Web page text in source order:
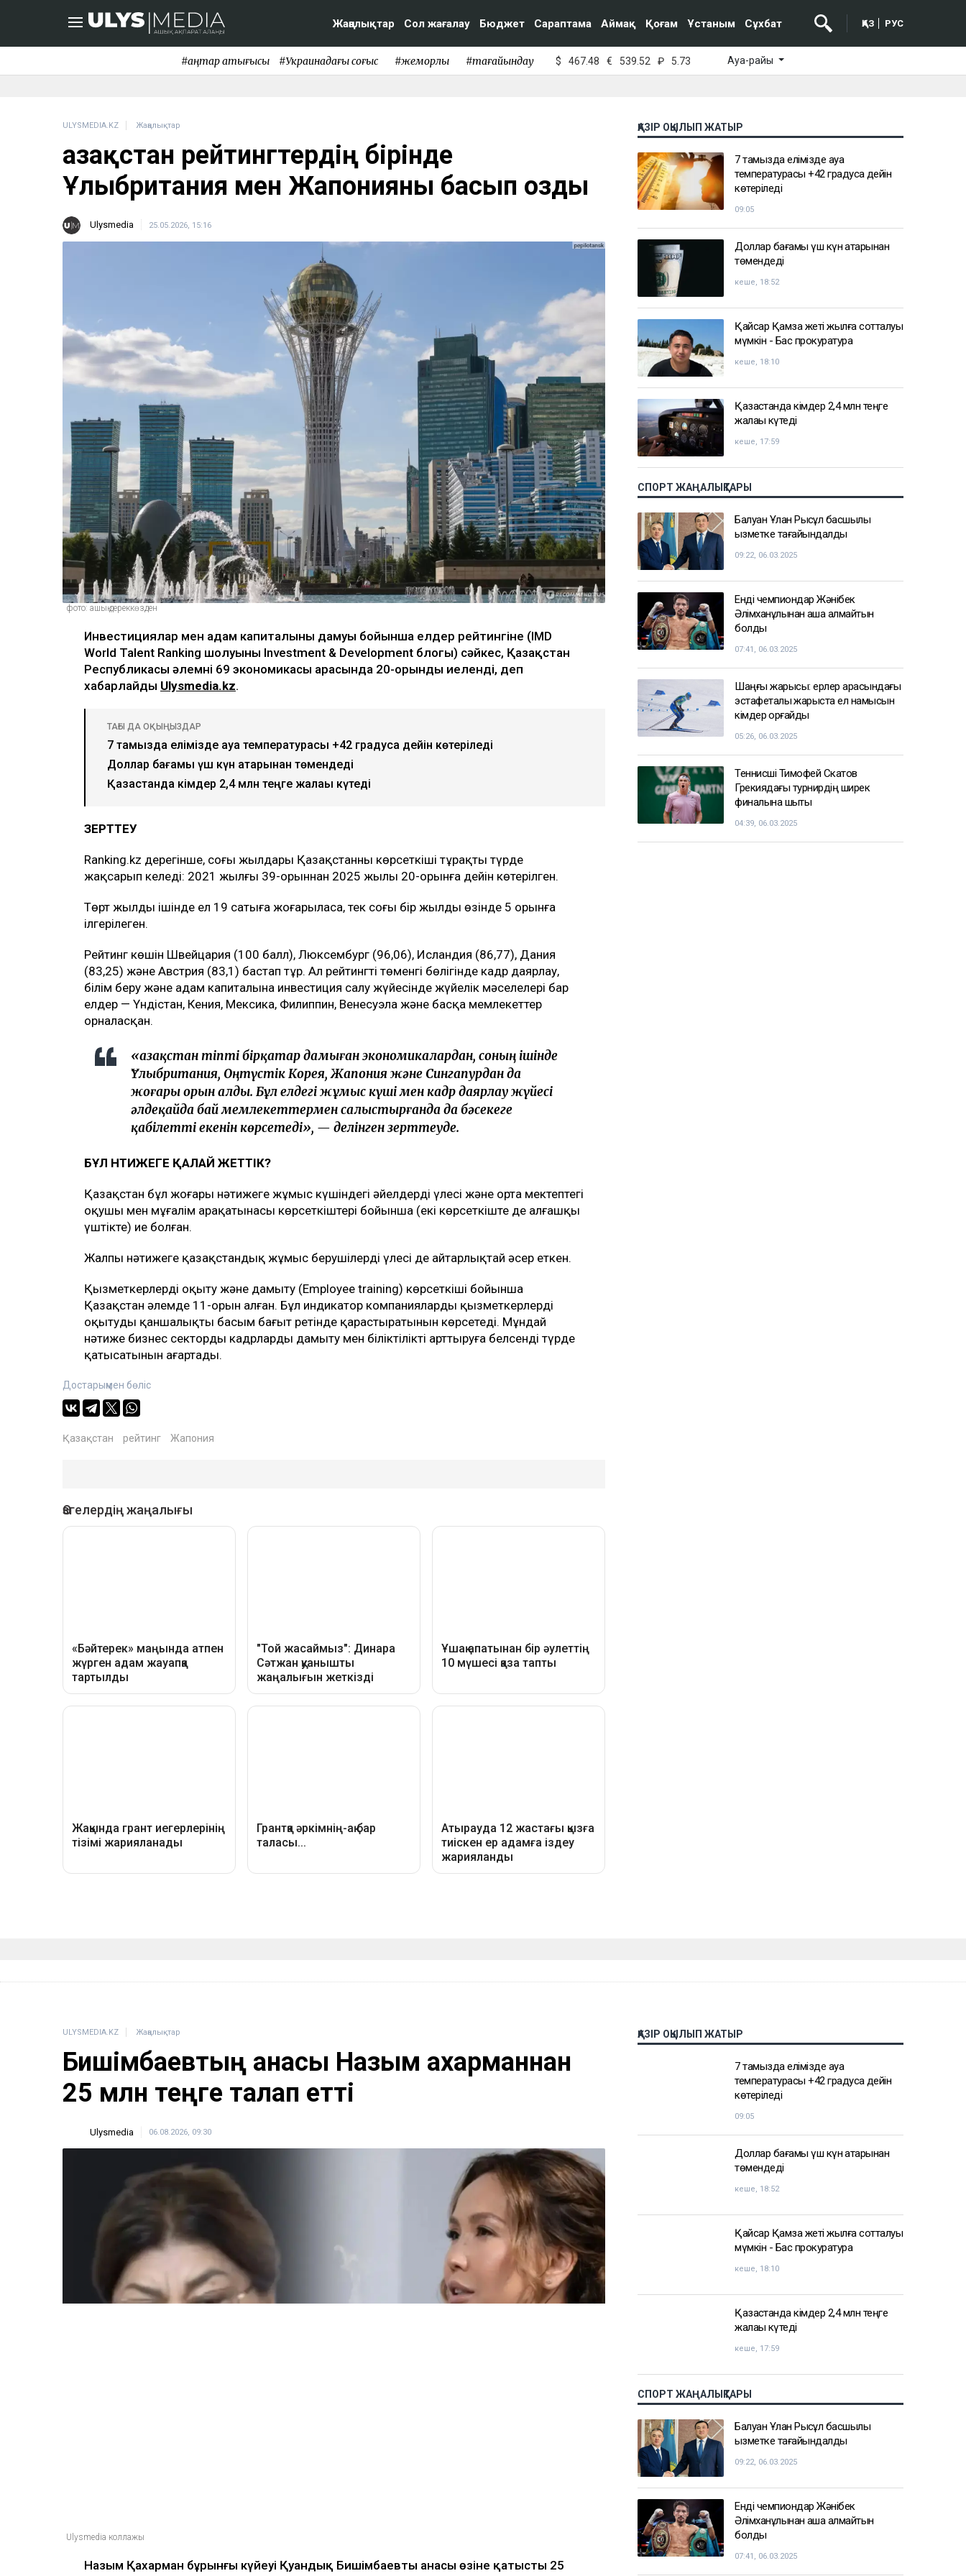
Жаңалықтар Сол жағалау Бюджет Сараптама Аймақ Қоғам Ұстаным Сұхбат ҚАЗ РУС
#қаңтар қақтығысы #Украинадағы соғыс #жемқорлық #тағайындау $ 467.48 € 539.52 ₽ 5.73 Ауа-райы
ULYSMEDIA.KZ Жаңалықтар
Қазақстан рейтингтердің бірінде
Ұлыбритания мен Жапонияны басып озды
Ulysmedia 25.05.2026, 15:16
фото: ашық дереккөзден
Инвестициялар мен адам капиталының дамуы бойынша елдер рейтингіне (IMD
World Talent Ranking шолуының Investment & Development блогы) сәйкес, Қазақстан
Республикасы әлемнің 69 экономикасы арасында 20-орынды иеленді, деп
хабарлайды Ulysmedia.kz.
ТАҒЫ ДА ОҚЫҢЫЗДАР
7 тамызда елімізде ауа температурасы +42 градусқа дейін көтеріледі
Доллар бағамы үш күн қатарынан төмендеді
Қазақстанда кімдер 2,4 млн теңге жалақы күтеді
ЗЕРТТЕУ
Ranking.kz дерегінше, соңғы жылдары Қазақстанның көрсеткіші тұрақты түрде
жақсарып келеді: 2021 жылғы 39-орыннан 2025 жылы 20-орынға дейін көтерілген.
Төрт жылдың ішінде ел 19 сатыға жоғарыласа, тек соңғы бір жылдың өзінде 5 орынға
ілгерілеген.
Рейтинг көшін Швейцария (100 балл), Люксембург (96,06), Исландия (86,77), Дания
(83,25) және Австрия (83,1) бастап тұр. Ал рейтингтің төменгі бөлігінде кадр даярлау,
білім беру және адам капиталына инвестиция салу жүйесінде жүйелік мәселелері бар
елдер — Үндістан, Кения, Мексика, Филиппин, Венесуэла және басқа мемлекеттер
орналасқан.
«Қазақстан тіпті бірқатар дамыған экономикалардан, соның ішінде
Ұлыбритания, Оңтүстік Корея, Жапония және Сингапурдан да
жоғары орын алды. Бұл елдегі жұмыс күші мен кадр даярлау жүйесі
әлдеқайда бай мемлекеттермен салыстырғанда да бәсекеге
қабілетті екенін көрсетеді», — делінген зерттеуде.
БҰЛ НӘТИЖЕГЕ ҚАЛАЙ ЖЕТТІК?
Қазақстан бұл жоғары нәтижеге жұмыс күшіндегі әйелдердің үлесі және орта мектептегі
оқушы мен мұғалім арақатынасы көрсеткіштері бойынша (екі көрсеткіште де алғашқы
үштікте) ие болған.
Жалпы нәтижеге қазақстандық жұмыс берушілердің үлесі де айтарлықтай әсер еткен.
Қызметкерлерді оқыту және дамыту (Employee training) көрсеткіші бойынша
Қазақстан әлемде 11-орын алған. Бұл индикатор компаниялардың қызметкерлерді
оқытуды қаншалықты басым бағыт ретінде қарастыратынын көрсетеді. Мұндай
нәтиже бизнес сектордың кадрларды дамыту мен біліктілікті арттыруға белсенді түрде
қатысатынын аңғартады.
Достарыңмен бөліс
Қазақстан рейтинг Жапония
ҚАЗІР ОҚЫЛЫП ЖАТЫР
7 тамызда елімізде ауа
температурасы +42 градусқа дейін
көтеріледі
09:05
Доллар бағамы үш күн қатарынан
төмендеді
кеше, 18:52
Қайсар Қамза жеті жылға сотталуы
мүмкін - Бас прокуратура
кеше, 18:10
Қазақстанда кімдер 2,4 млн теңге
жалақы күтеді
кеше, 17:59
СПОРТ ЖАҢАЛЫҚТАРЫ
Балуан Ұлан Рысқұл басшылық
қызметке тағайындалды
09:22, 06.03.2025
Енді чемпиондар Жәнібек
Әлімханұлынан қаша алмайтын
болды
07:41, 06.03.2025
Шаңғы жарысы: ерлер арасындағы
эстафеталық жарыста ел намысын
кімдер қорғайды
05:26, 06.03.2025
Теннисші Тимофей Скатов
Грекиядағы турнирдің ширек
финалына шықты
04:39, 06.03.2025
ULYSMEDIA.KZ Жаңалықтар
Бишімбаевтың анасы Назым Қахарманнан
25 млн теңге талап етті
Ulysmedia 06.08.2026, 09:30
Ulysmedia коллажы
Назым Қахарман бұрынғы күйеуі Қуандық Бишімбаевтың анасы өзіне қатысты 25
ҚАЗІР ОҚЫЛЫП ЖАТЫР
7 тамызда елімізде ауа
температурасы +42 градусқа дейін
көтеріледі
09:05
Доллар бағамы үш күн қатарынан
төмендеді
кеше, 18:52
Қайсар Қамза жеті жылға сотталуы
мүмкін - Бас прокуратура
кеше, 18:10
Қазақстанда кімдер 2,4 млн теңге
жалақы күтеді
кеше, 17:59
СПОРТ ЖАҢАЛЫҚТАРЫ
Балуан Ұлан Рысқұл басшылық
қызметке тағайындалды
09:22, 06.03.2025
Енді чемпиондар Жәнібек
Әлімханұлынан қаша алмайтын
болды
07:41, 06.03.2025